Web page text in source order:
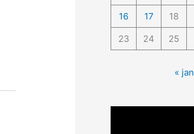
16
17 18
23
24 25
« jan